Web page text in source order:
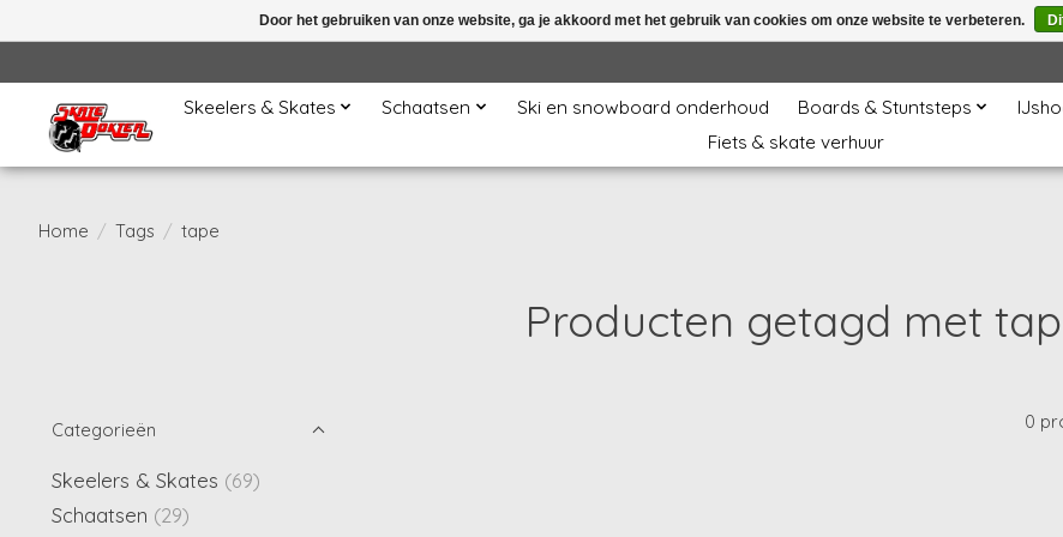
Skeelers & Skates Schaatsen Ski en snowboard onderhoud Boards & Stuntsteps
Fiets & skate verhuur
Home / Tags / tape
Producten getagd met
Categorieën
Skeelers & Skates (69)
Schaatsen (29)
0
Door het gebruiken van onze website, ga je akkoord met het gebruik van cookies om onze website te verbeteren.